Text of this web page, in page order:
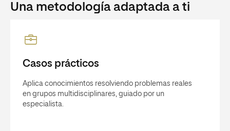
Una metodología adaptada a ti
Casos prácticos
Aplica conocimientos resolviendo problemas reales
en grupos multidisciplinares, guiado por un
especialista.